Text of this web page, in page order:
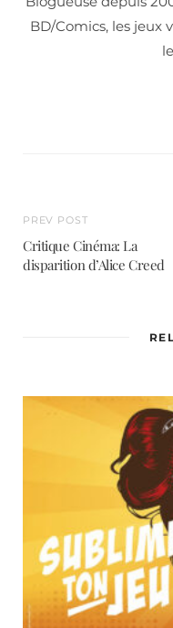
BD/Comics, les jeux
PREV POST
Critique Cinéma: La
disparition d’Alice Creed